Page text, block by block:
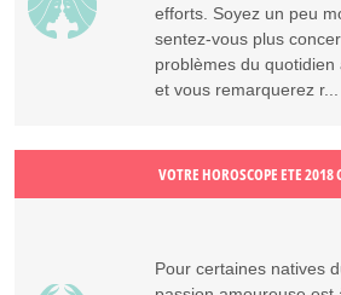
efforts. Soyez un peu
sentez-vous plus
problèmes du
et vous remarquerez r...
VOTRE HOROSCOPE ETE 2018
Pour certaines natives